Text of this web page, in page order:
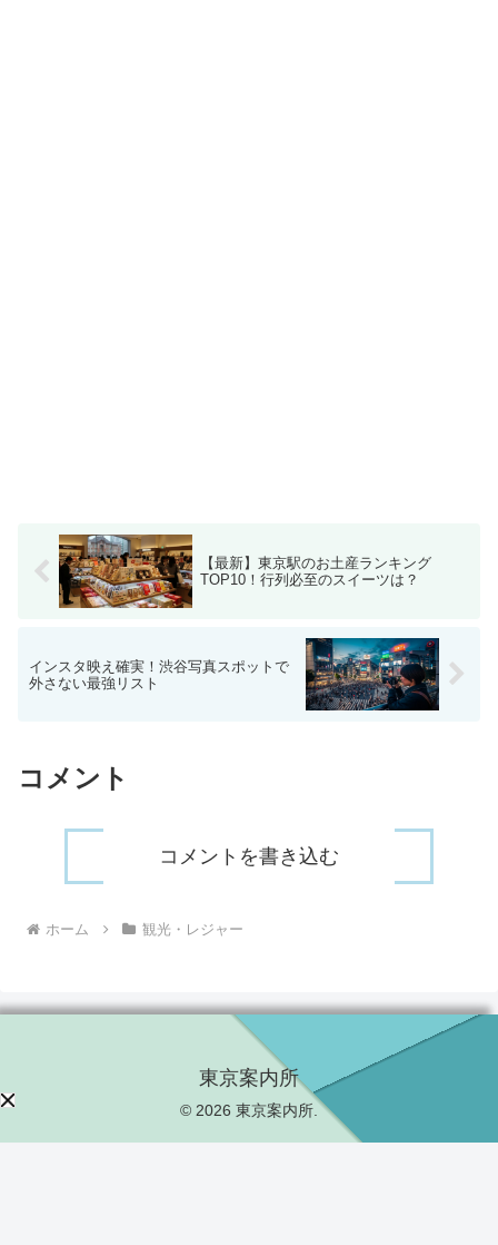
【最新】東京駅のお土産ランキング
TOP10！行列必至のスイーツは？
インスタ映え確実！渋谷写真スポットで
外さない最強リスト
コメント
コメントを書き込む
ホーム 観光・レジャー
東京案内所
© 2026 東京案内所.